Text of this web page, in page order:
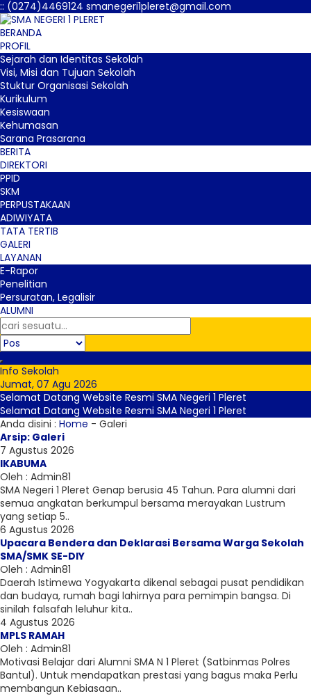
:: (0274)4469124 smanegeri1pleret@gmail.com
BERANDA
PROFIL
Sejarah dan Identitas Sekolah
Visi, Misi dan Tujuan Sekolah
Stuktur Organisasi Sekolah
Kurikulum
Kesiswaan
Kehumasan
Sarana Prasarana
BERITA
DIREKTORI
PPID
SKM
PERPUSTAKAAN
ADIWIYATA
TATA TERTIB
GALERI
LAYANAN
E-Rapor
Penelitian
Persuratan, Legalisir
ALUMNI
Info Sekolah
Jumat, 07 Agu 2026
Selamat Datang Website Resmi SMA Negeri 1 Pleret
Selamat Datang Website Resmi SMA Negeri 1 Pleret
Anda disini : Home - Galeri
Arsip: Galeri
7 Agustus 2026
IKABUMA
Oleh : Admin81
SMA Negeri 1 Pleret Genap berusia 45 Tahun. Para alumni dari
semua angkatan berkumpul bersama merayakan Lustrum
yang setiap 5..
6 Agustus 2026
Upacara Bendera dan Deklarasi Bersama Warga Sekolah
SMA/SMK SE-DIY
Oleh : Admin81
Daerah Istimewa Yogyakarta dikenal sebagai pusat pendidikan
dan budaya, rumah bagi lahirnya para pemimpin bangsa. Di
sinilah falsafah leluhur kita..
4 Agustus 2026
MPLS RAMAH
Oleh : Admin81
Motivasi Belajar dari Alumni SMA N 1 Pleret (Satbinmas Polres
Bantul). Untuk mendapatkan prestasi yang bagus maka Perlu
membangun Kebiasaan..